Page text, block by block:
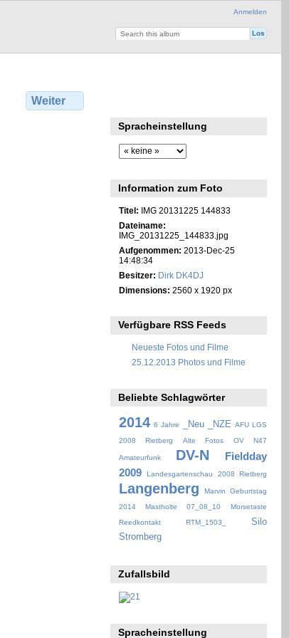
Anmelden
Weiter
Spracheinstellung
Information zum Foto
Titel: IMG 20131225 144833
Dateiname:
IMG_20131225_144833.jpg
Aufgenommen: 2013-Dec-25
14:48:34
Besitzer: Dirk DK4DJ
Dimensions: 2560 x 1920 px
Verfügbare RSS Feeds
Neueste Fotos und Filme
25.12.2013 Photos und Filme
Beliebte Schlagwörter
2014 6 Jahre _Neu _NZE AFU LGS
2008 Rietberg
Alte Fotos OV N47
Amateurfunk DV-N
Fieldday
2009
Landesgartenschau 2008 Rietberg
Langenberg
Marvin Geburtstag
2014
Mastholte 07_08_10
Morsetaste
Reedkontakt
RTM_1503_
Silo
Stromberg
Zufallsbild
Spracheinstellung